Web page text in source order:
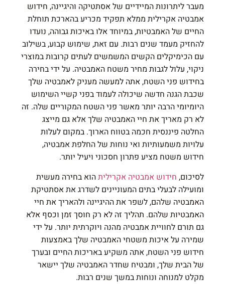
מעבר ליתרונות המיידיים של אסתטיקה והיגיינה, חידוש
אמבטיה אקרילית ממלא תפקיד מכריע בהארכת תוחלת
החיים של האמבטיות, במיוחד אלו באיכות גבוהה, נועדו
להחזיק מעמד שנים רבות. עם זאת, שימוש קבוע, בשילוב
עם הכימיקלים הקשים המשמשים לעתים קרובות במוצרי
ניקוי, עלול לגבות מחיר משטח האמבטיה. על ידי בחירה
בחידוש פני השטח, אתה למעשה מעניק לאמבטיה שלך
שכבת הגנה חדשה שיכולה לעמוד בפני קשיי השימוש
היומיומי הרבה יותר מאשר פני השטח המקוריים שלה. זה
לא רק מאריך את חיי האמבטיה שלך אלא גם מייצג
החלטה פיננסית חכמה בטווח הארוך. במקום לעלות
עלויות משמעותיות ואי נוחות של החלפת אמבטיה,
חידוש משטח מציע פתרון חסכוני ויעיל יותר.
לסיכום, חידוש אמבטיה אקריליתהוא בחירה מעשית
ומועילה לבעלי בתים המעוניינים לשדרג את אסתטיקת
האמבטיה שלהם, לשפר את ההיגיינה ולהאריך את חיי
האמבטיות שלהם. תהליך זה לא רק חוסך זמן וכסף אלא
גם תורם לחוויית אמבטיה מהנה ויוקרתית יותר. על ידי
שמירה על איכות משטחי האמבטיה שלך באמצעות
חידוש פני השטח, אתה משקיע באריכות החיים ובערך
של הבית שלך, ומבטיח שחדר האמבטיה שלך יישאר
מקלט למנוחה ונוחות במשך שנים רבות.